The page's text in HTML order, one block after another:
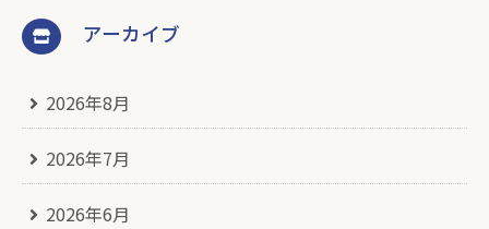
アーカイブ
2026年8月
2026年7月
2026年6月